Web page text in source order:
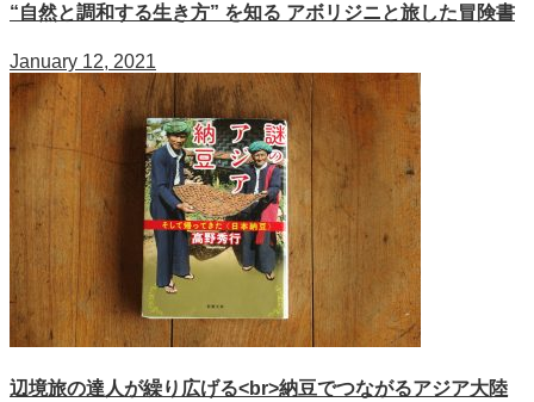
“自然と調和する生き方” を知る アボリジニと旅した冒険書
January 12, 2021
辺境旅の達人が繰り広げる<br>納豆でつながるアジア大陸